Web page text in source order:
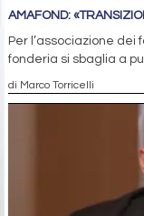
AMAFOND:
Per l’associazione
fonderia si sbaglia a
di Marco Torricelli